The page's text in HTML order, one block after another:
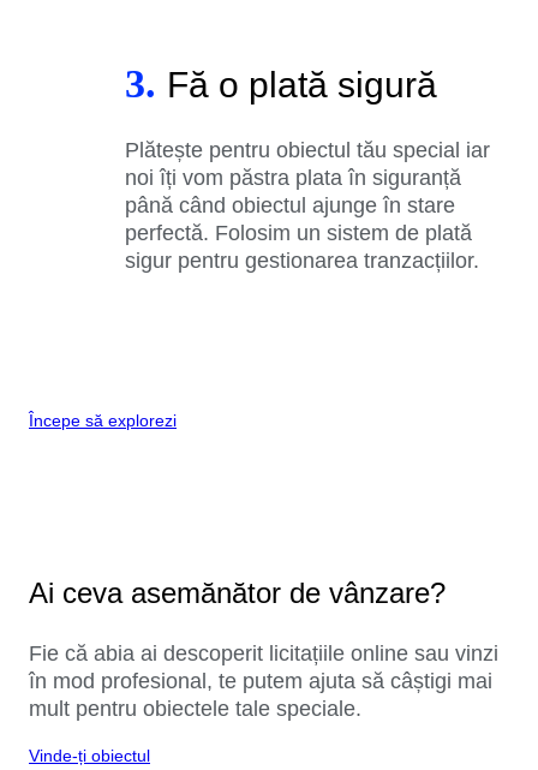
3. Fă o plată sigură
Plătește pentru obiectul tău special iar
noi îți vom păstra plata în siguranță
până când obiectul ajunge în stare
perfectă. Folosim un sistem de plată
sigur pentru gestionarea tranzacțiilor.
Începe să explorezi
Ai ceva asemănător de vânzare?
Fie că abia ai descoperit licitațiile online sau vinzi
în mod profesional, te putem ajuta să câștigi mai
mult pentru obiectele tale speciale.
Vinde-ți obiectul